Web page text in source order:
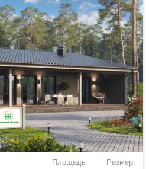
Площадь Размер